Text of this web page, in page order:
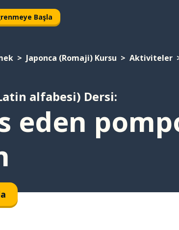
Başla
Japonca (Romaji) Kursu Aktiviteler
alfabesi) Dersi:
eden